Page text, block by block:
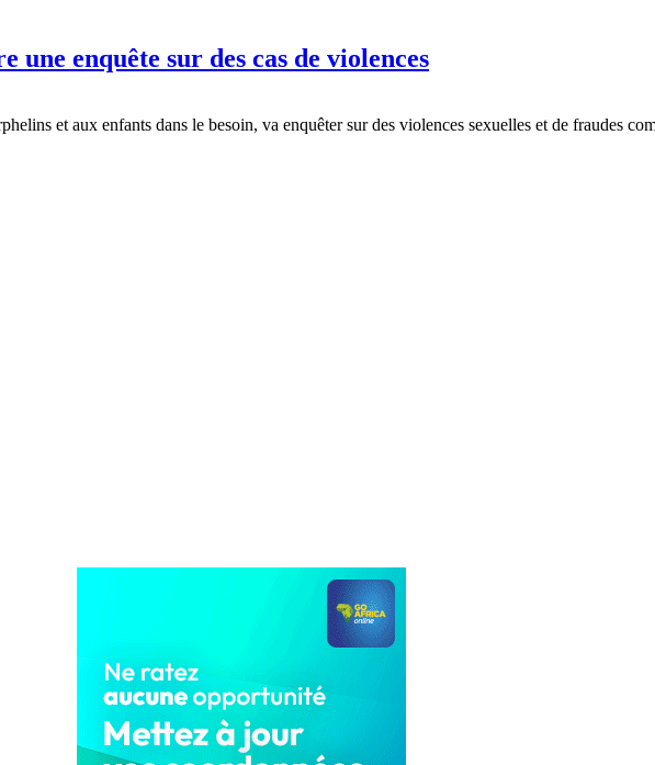
une enquête sur des cas de violences
et aux enfants dans le besoin, va enquêter sur des violences sexuelles et de fraudes